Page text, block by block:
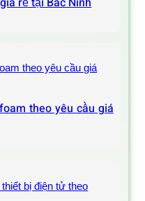
theo yêu cầu giá